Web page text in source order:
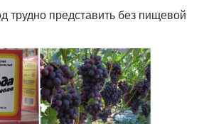
трудно представить без пищевой